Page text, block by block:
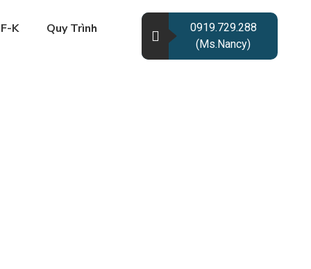
K Quy Trình
0919.729.288
(Ms.Nancy)